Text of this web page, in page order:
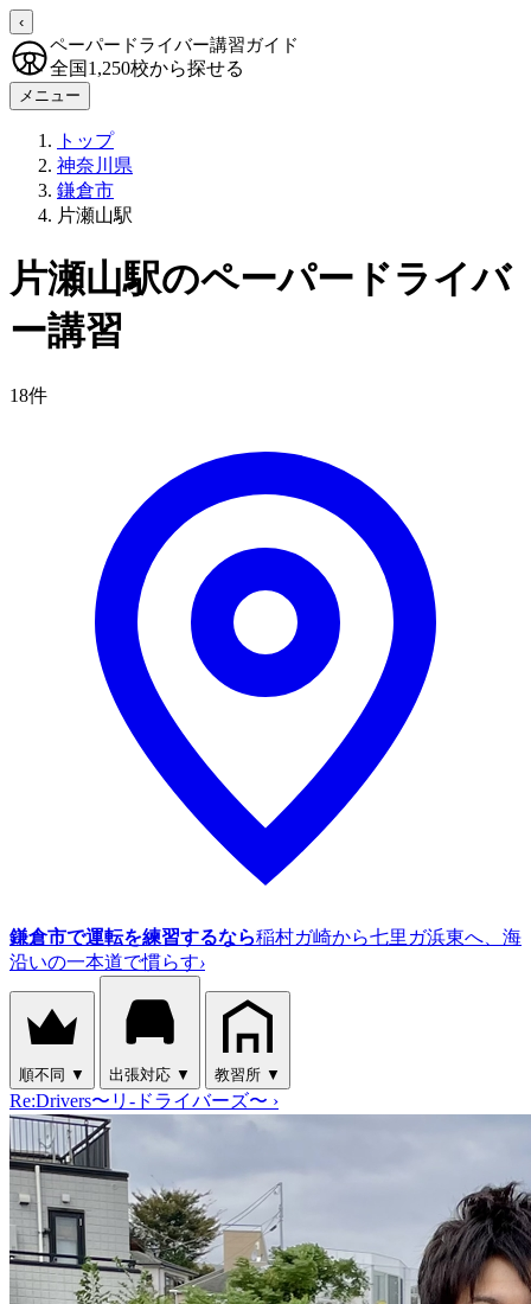
‹
ペーパードライバー講習ガイド
全国1,250校から探せる
メニュー
トップ
神奈川県
鎌倉市
片瀬山駅
片瀬山駅のペーパードライバ
ー講習
18件
鎌倉市で運転を練習するなら稲村ガ崎から七里ガ浜東へ、海
沿いの一本道で慣らす›
順不同 ▼ 出張対応 ▼ 教習所 ▼
Re:Drivers〜リ-ドライバーズ〜 ›